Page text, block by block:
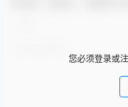
您必须登录或